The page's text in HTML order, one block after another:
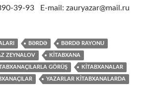
39-93 E-mail: zauryazar@mail.ru
BƏRDƏ BƏRDƏ RAYONU
ZEYNALOV KİTABXANA
GÖRÜŞ KITABXANALAR
YAZARLAR KITABXANALARDA